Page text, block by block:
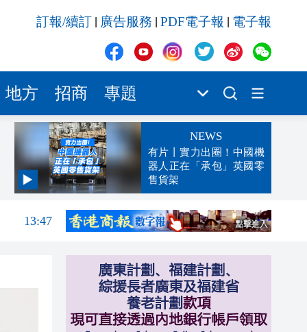
訂報/續訂 廣告服務 PDF電子報 電子報
地方 招商 專題
NEWS
有片丨實力出圈！中國機
器人正在「承包」英國零
售貨架
14:12
13:47